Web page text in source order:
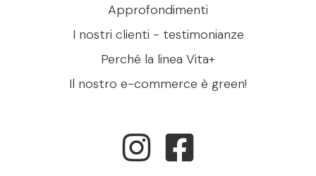
Approfondimenti
I nostri clienti - testimonianze
Perché la linea Vita+
Il nostro e-commerce è green!